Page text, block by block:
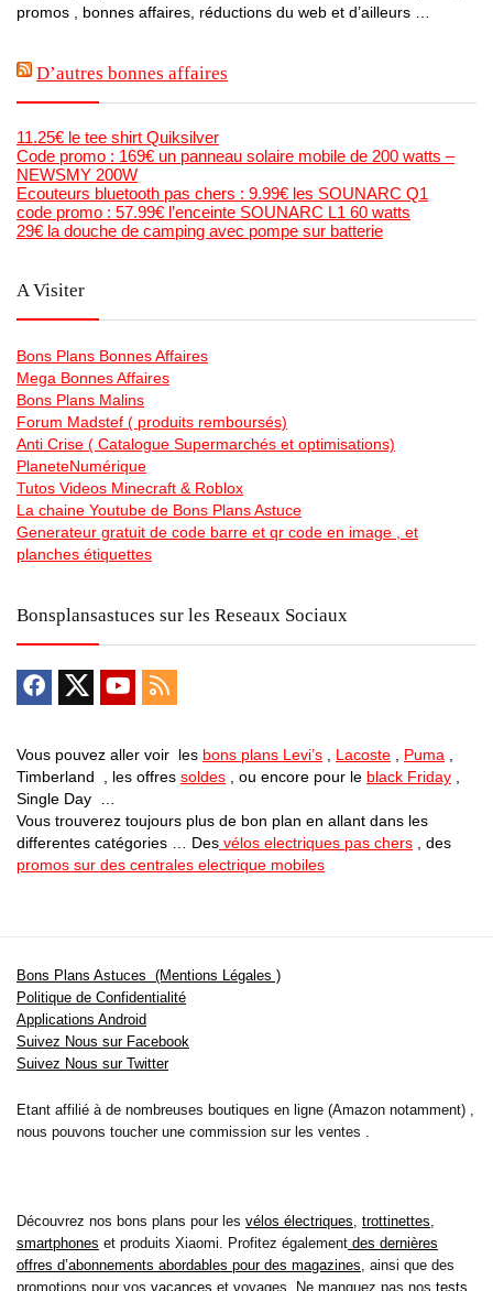
promos , bonnes affaires, réductions du web et d’ailleurs …
D’autres bonnes affaires
11.25€ le tee shirt Quiksilver
Code promo : 169€ un panneau solaire mobile de 200 watts –
NEWSMY 200W
Ecouteurs bluetooth pas chers : 9.99€ les SOUNARC Q1
code promo : 57.99€ l’enceinte SOUNARC L1 60 watts
29€ la douche de camping avec pompe sur batterie
A Visiter
Bons Plans Bonnes Affaires
Mega Bonnes Affaires
Bons Plans Malins
Forum Madstef ( produits remboursés)
Anti Crise ( Catalogue Supermarchés et optimisations)
PlaneteNumérique
Tutos Videos Minecraft & Roblox
La chaine Youtube de Bons Plans Astuce
Generateur gratuit de code barre et qr code en image , et
planches étiquettes
Bonsplansastuces sur les Reseaux Sociaux
Vous pouvez aller voir les bons plans Levi’s Lacoste Puma
Timberland , les offres soldes , ou encore pour le black Friday
Single Day …
Vous trouverez toujours plus de bon plan en allant dans les
differentes catégories … Des vélos electriques pas chers , des
promos sur des centrales electrique mobiles
Bons Plans Astuces (Mentions Légales )
Politique de Confidentialité
Applications Android
Suivez Nous sur Facebook
Suivez Nous sur Twitter
Etant affilié à de nombreuses boutiques en ligne (Amazon notamment) ,
nous pouvons toucher une commission sur les ventes .
Découvrez nos bons plans pour les vélos électriques trottinettes
smartphones et produits Xiaomi. Profitez également des dernières
offres d’abonnements abordables pour des magazines , ainsi que des
promotions pour vos vacances et voyages. Ne manquez pas nos tests